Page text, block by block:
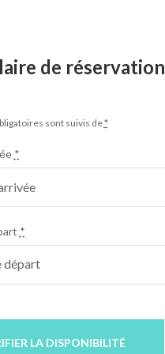
de réservation
sont suivis de*
*
*